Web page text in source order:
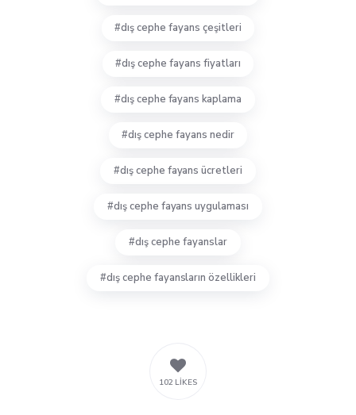
dış cephe fayans çeşitleri
dış cephe fayans fiyatları
dış cephe fayans kaplama
dış cephe fayans nedir
dış cephe fayans ücretleri
dış cephe fayans uygulaması
dış cephe fayanslar
dış cephe fayansların özellikleri
102 LIKES